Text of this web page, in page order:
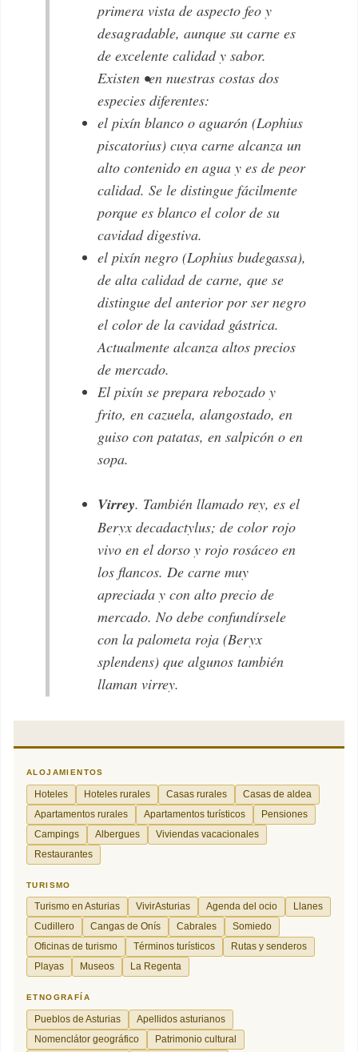
primera vista de aspecto feo y
desagradable, aunque su carne es
de excelente calidad y sabor.
Existen •en nuestras costas dos
especies diferentes:
el pixín blanco o aguarón (Lophius
piscatorius) cuya carne alcanza un
alto contenido en agua y es de peor
calidad. Se le distingue fácilmente
porque es blanco el color de su
cavidad digestiva.
el pixín negro (Lophius budegassa),
de alta calidad de carne, que se
distingue del anterior por ser negro
el color de la cavidad gástrica.
Actualmente alcanza altos precios
de mercado.
El pixín se prepara rebozado y
frito, en cazuela, alangostado, en
guiso con patatas, en salpicón o en
sopa.
Virrey. También llamado rey, es el
Beryx decadactylus; de color rojo
vivo en el dorso y rojo rosáceo en
los flancos. De carne muy
apreciada y con alto precio de
mercado. No debe confundírsele
con la palometa roja (Beryx
splendens) que algunos también
llaman virrey.